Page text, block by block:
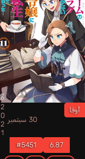
أوفا
30 سبتمبر
2021
6.87
#5451